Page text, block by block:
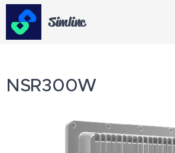
Simlinc
NSR300W